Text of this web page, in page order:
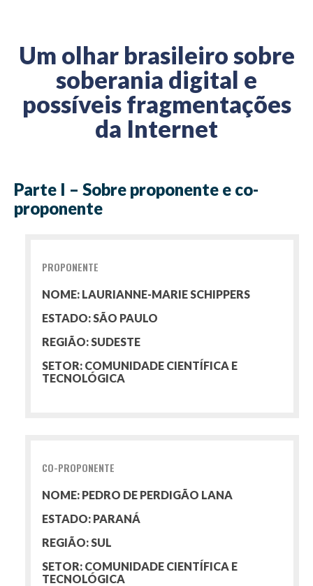
Um olhar brasileiro sobre
soberania digital e
possíveis fragmentações
da Internet
Parte I – Sobre proponente e co-
proponente
PROPONENTE
NOME: LAURIANNE-MARIE SCHIPPERS
ESTADO: SÃO PAULO
REGIÃO: SUDESTE
SETOR: COMUNIDADE CIENTÍFICA E
TECNOLÓGICA
CO-PROPONENTE
NOME: PEDRO DE PERDIGÃO LANA
ESTADO: PARANÁ
REGIÃO: SUL
SETOR: COMUNIDADE CIENTÍFICA E
TECNOLÓGICA